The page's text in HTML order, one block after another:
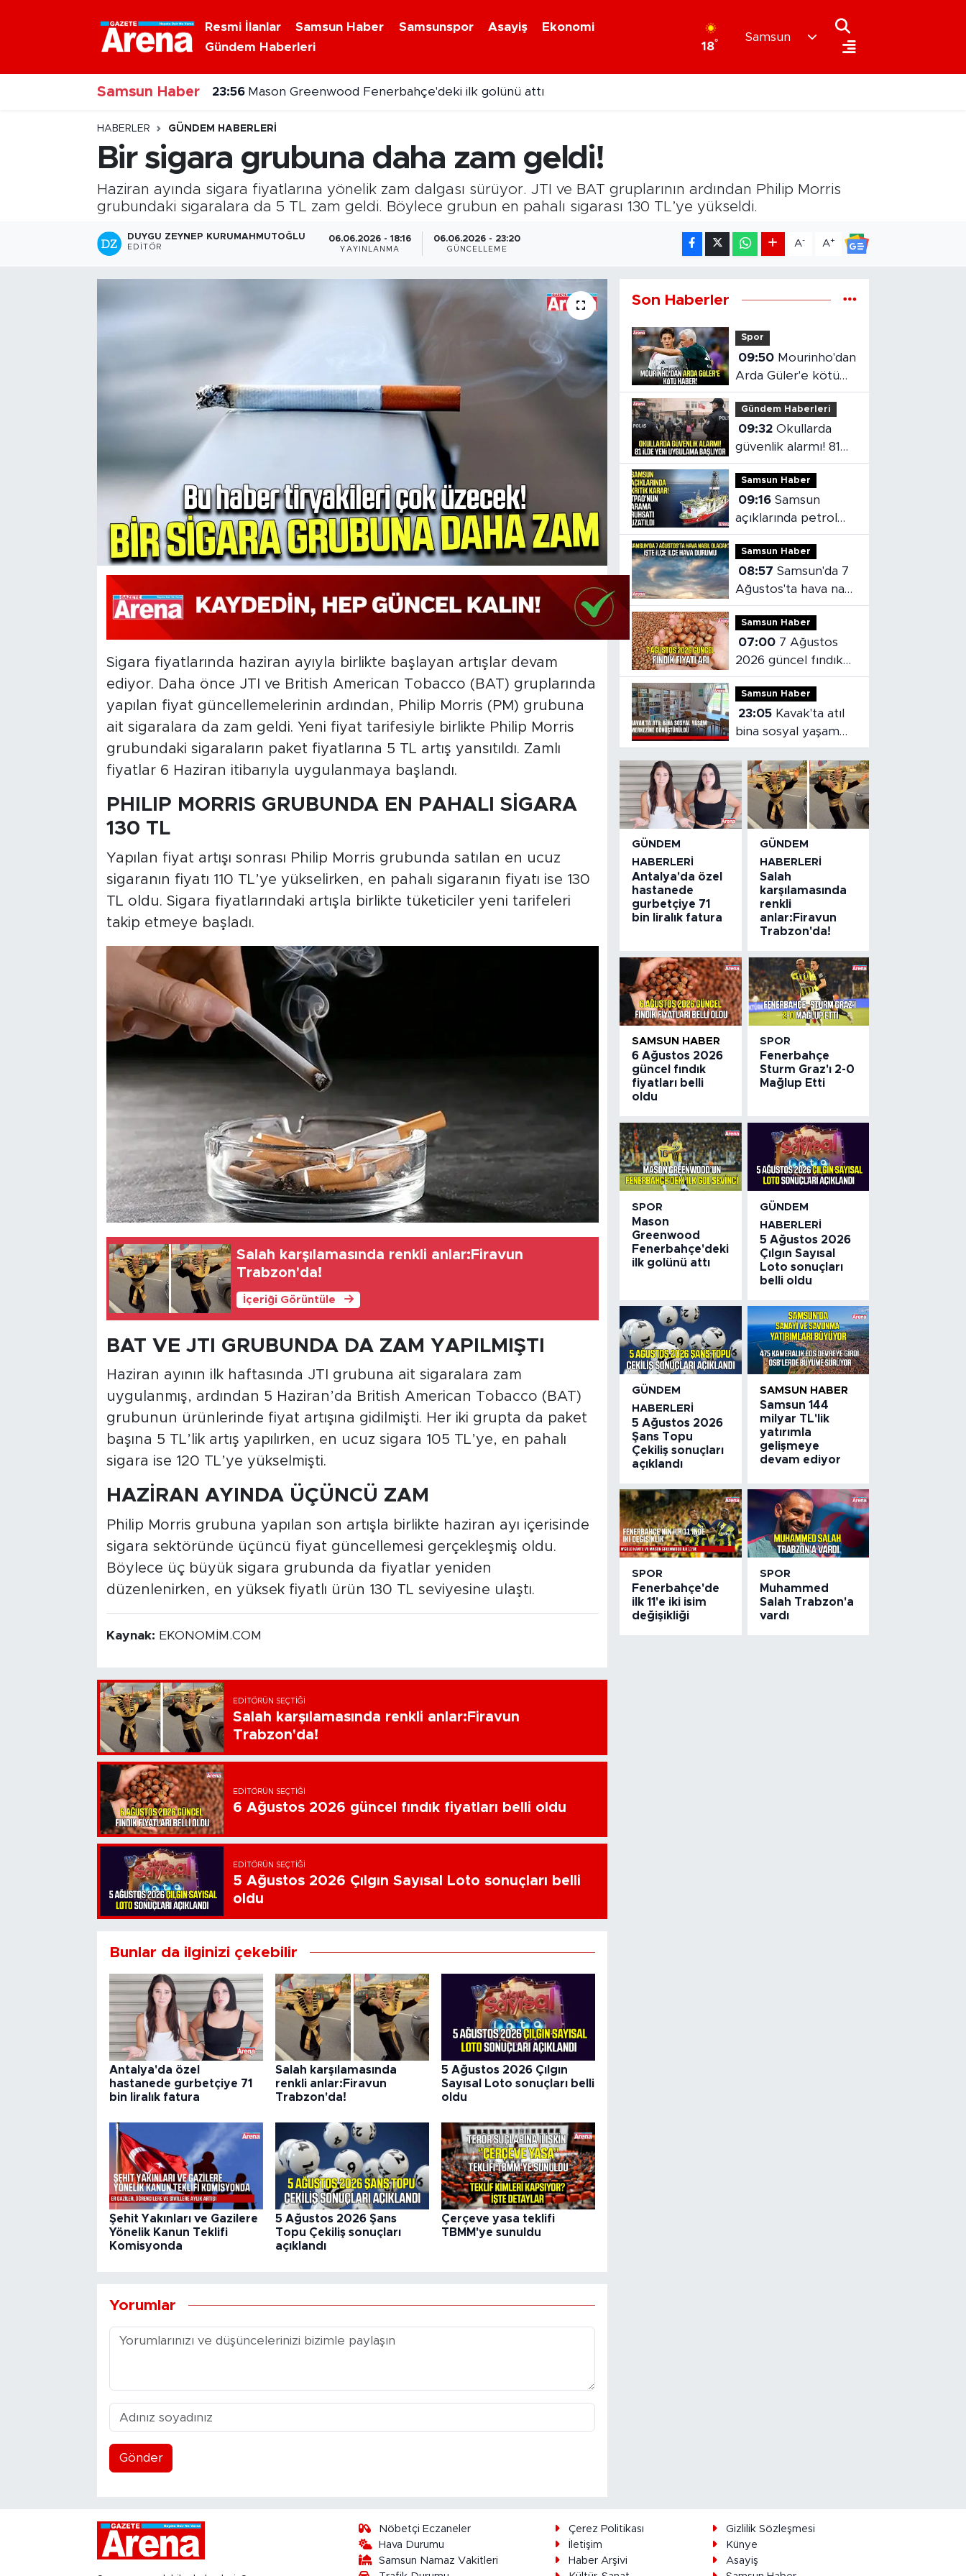
Resmi İlanlar Samsun Haber Samsunspor Asayiş
Ekonomi
Gündem Haberleri
18°
Samsun
Samsun Haber 23:56 Mason Greenwood Fenerbahçe'deki ilk golünü attı
HABERLER GÜNDEM HABERLERI
Bir sigara grubuna daha zam geldi!
Haziran ayında sigara fiyatlarına yönelik zam dalgası sürüyor. JTI ve BAT gruplarının ardından Philip Morris
grubundaki sigaralara da 5 TL zam geldi. Böylece grubun en pahalı sigarası 130 TL’ye yükseldi.
DUYGU ZEYNEP KURUMAHMUTOĞLU
EDITÖR
06.06.2026 - 18:16
YAYINLANMA
06.06.2026 - 23:20
GÜNCELLEME
A- A+
Sigara fiyatlarında haziran ayıyla birlikte başlayan artışlar devam
ediyor. Daha önce JTI ve British American Tobacco (BAT) gruplarında
yapılan fiyat güncellemelerinin ardından, Philip Morris (PM) grubuna
ait sigaralara da zam geldi. Yeni fiyat tarifesiyle birlikte Philip Morris
grubundaki sigaraların paket fiyatlarına 5 TL artış yansıtıldı. Zamlı
fiyatlar 6 Haziran itibarıyla uygulanmaya başlandı.
PHILIP MORRIS GRUBUNDA EN PAHALI SİGARA
130 TL
Yapılan fiyat artışı sonrası Philip Morris grubunda satılan en ucuz
sigaranın fiyatı 110 TL’ye yükselirken, en pahalı sigaranın fiyatı ise 130
TL oldu. Sigara fiyatlarındaki artışla birlikte tüketiciler yeni tarifeleri
takip etmeye başladı.
Salah karşılamasında renkli anlar:Firavun
Trabzon'da!
İçeriği Görüntüle
BAT VE JTI GRUBUNDA DA ZAM YAPILMIŞTI
Haziran ayının ilk haftasında JTI grubuna ait sigaralara zam
uygulanmış, ardından 5 Haziran’da British American Tobacco (BAT)
grubunun ürünlerinde fiyat artışına gidilmişti. Her iki grupta da paket
başına 5 TL’lik artış yapılırken, en ucuz sigara 105 TL’ye, en pahalı
sigara ise 120 TL’ye yükselmişti.
HAZİRAN AYINDA ÜÇÜNCÜ ZAM
Philip Morris grubuna yapılan son artışla birlikte haziran ayı içerisinde
sigara sektöründe üçüncü fiyat güncellemesi gerçekleşmiş oldu.
Böylece üç büyük sigara grubunda da fiyatlar yeniden
düzenlenirken, en yüksek fiyatlı ürün 130 TL seviyesine ulaştı.
Kaynak: EKONOMİM.COM
EDITÖRÜN SEÇTIĞI
Salah karşılamasında renkli anlar:Firavun
Trabzon'da!
EDITÖRÜN SEÇTIĞI
6 Ağustos 2026 güncel fındık fiyatları belli oldu
EDITÖRÜN SEÇTIĞI
5 Ağustos 2026 Çılgın Sayısal Loto sonuçları belli
oldu
Bunlar da ilginizi çekebilir
Antalya'da özel
hastanede gurbetçiye 71
bin liralık fatura
Salah karşılamasında
renkli anlar:Firavun
Trabzon'da!
5 Ağustos 2026 Çılgın
Sayısal Loto sonuçları belli
oldu
Şehit Yakınları ve Gazilere
Yönelik Kanun Teklifi
Komisyonda
5 Ağustos 2026 Şans
Topu Çekiliş sonuçları
açıklandı
Çerçeve yasa teklifi
TBMM'ye sunuldu
Yorumlar
Gönder
Son Haberler
Spor
09:50
Arda Güler'e kötü
haber!
Gündem Haberleri
09:32 Okullarda
güvenlik alarmı! 81
ilde yeni uygulama
başlıyor
Samsun Haber
09:16 Samsun
açıklarında petrol
aramaları devam
edecek!
Samsun Haber
08:57 Samsun'da 7
Ağustos'ta hava nasıl
olacak?
Samsun Haber
07:00
2026 güncel fındık
fiyatları
Samsun Haber
23:05
bina sosyal yaşam
merkezine
dönüştürüldü
GÜNDEM
HABERLERI
Antalya'da özel
hastanede
gurbetçiye 71
bin liralık fatura
GÜNDEM
HABERLERI
Salah
karşılamasında
renkli
anlar:Firavun
Trabzon'da!
SAMSUN HABER
6 Ağustos 2026
güncel fındık
fiyatları belli
oldu
SPOR
Fenerbahçe
Sturm Graz'ı 2-0
Mağlup Etti
SPOR
Mason
Greenwood
Fenerbahçe'deki
ilk golünü attı
GÜNDEM
HABERLERI
5 Ağustos 2026
Çılgın Sayısal
Loto sonuçları
belli oldu
GÜNDEM
HABERLERI
5 Ağustos 2026
Şans Topu
Çekiliş sonuçları
açıklandı
SAMSUN HABER
Samsun 144
milyar TL'lik
yatırımla
gelişmeye
devam ediyor
SPOR
Fenerbahçe'de
ilk 11'e iki isim
değişikliği
SPOR
Muhammed
Salah Trabzon'a
vardı
Nöbetçi Eczaneler
Hava Durumu
Samsun Namaz Vakitleri
Çerez Politikası
Gizlilik Sözleşmesi
İletişim
Künye
Haber Arşivi
Asayiş
Nöbetçi Eczaneler
Hava Durumu
Samsun Namaz Vakitleri
Trafik Durumu
Süper Lig Puan Durumu ve Fikstür
Tüm Manşetler
Haber Arşivi